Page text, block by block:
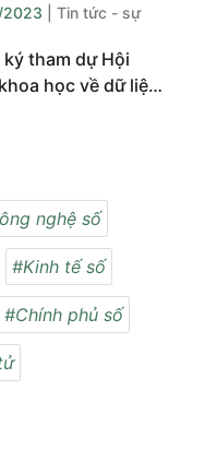
2023
| Tin tức - sự
tham dự Hội
học về dữ liệu
nghệ số
#Kinh tế số
#Chính phủ số